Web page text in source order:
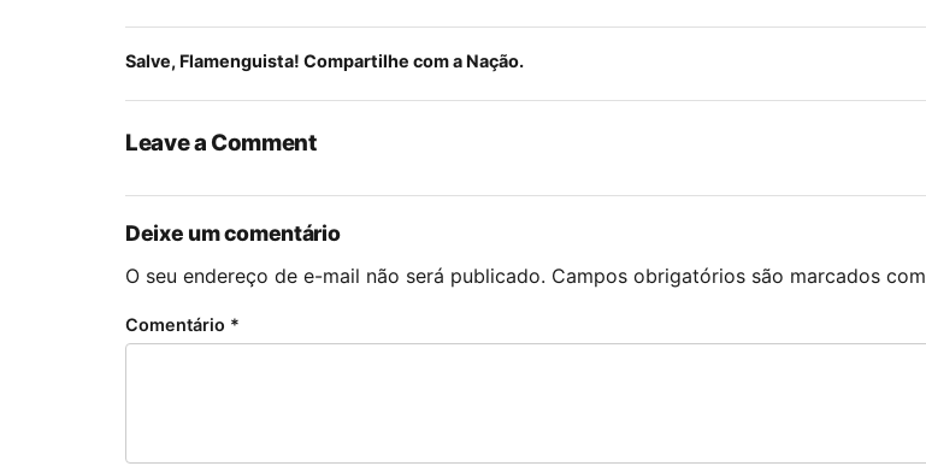
Salve, Flamenguista! Compartilhe com a Nação.
Leave a Comment
Deixe um comentário
O seu endereço de e-mail não será publicado. Campos obrigatórios são marcados com
Comentário *